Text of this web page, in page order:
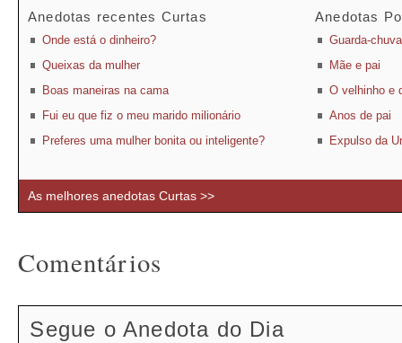
Anedotas recentes Curtas
Onde está o dinheiro?
Queixas da mulher
Boas maneiras na cama
Fui eu que fiz o meu marido milionário
Preferes uma mulher bonita ou inteligente?
Anedotas
Guarda-
Mãe e pai
O velhinho e
Anos de pai
Expulso da
As melhores anedotas Curtas >>
Comentários
Segue o Anedota do Dia